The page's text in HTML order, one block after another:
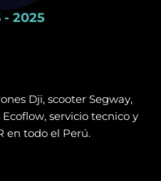
- 2025
Dji, scooter Segway,
servicio tecnico y
en todo el Perú.